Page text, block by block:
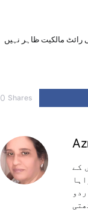
رائٹ مالکیت ظاہر نہیں
0 Shares
کے